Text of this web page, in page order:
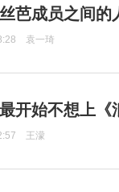
芭成员之间的
袁一琦
开始不想上《
王濛